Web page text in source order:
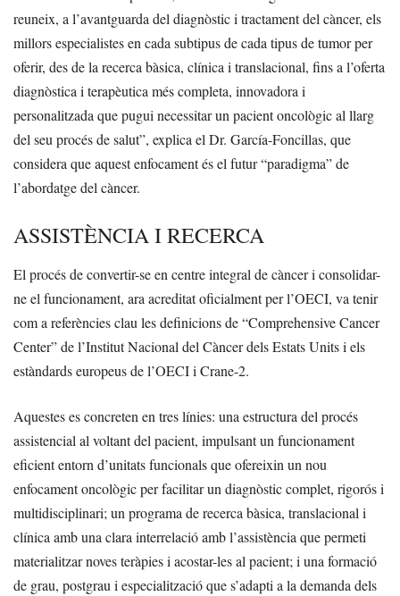
reuneix, a l’avantguarda del diagnòstic i tractament del càncer, els
millors especialistes en cada subtipus de cada tipus de tumor per
oferir, des de la recerca bàsica, clínica i translacional, fins a l’oferta
diagnòstica i terapèutica més completa, innovadora i
personalitzada que pugui necessitar un pacient oncològic al llarg
del seu procés de salut”, explica el Dr. García-Foncillas, que
considera que aquest enfocament és el futur “paradigma” de
l’abordatge del càncer.
ASSISTÈNCIA I RECERCA
El procés de convertir-se en centre integral de càncer i consolidar-
ne el funcionament, ara acreditat oficialment per l’OECI, va tenir
com a referències clau les definicions de “Comprehensive Cancer
Center” de l’Institut Nacional del Càncer dels Estats Units i els
estàndards europeus de l’OECI i Crane-2.
Aquestes es concreten en tres línies: una estructura del procés
assistencial al voltant del pacient, impulsant un funcionament
eficient entorn d’unitats funcionals que ofereixin un nou
enfocament oncològic per facilitar un diagnòstic complet, rigorós i
multidisciplinari; un programa de recerca bàsica, translacional i
clínica amb una clara interrelació amb l’assistència que permeti
materialitzar noves teràpies i acostar-les al pacient; i una formació
de grau, postgrau i especialització que s’adapti a la demanda dels